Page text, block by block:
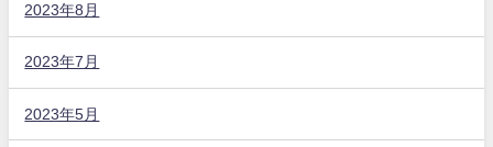
2023年8月
2023年7月
2023年5月